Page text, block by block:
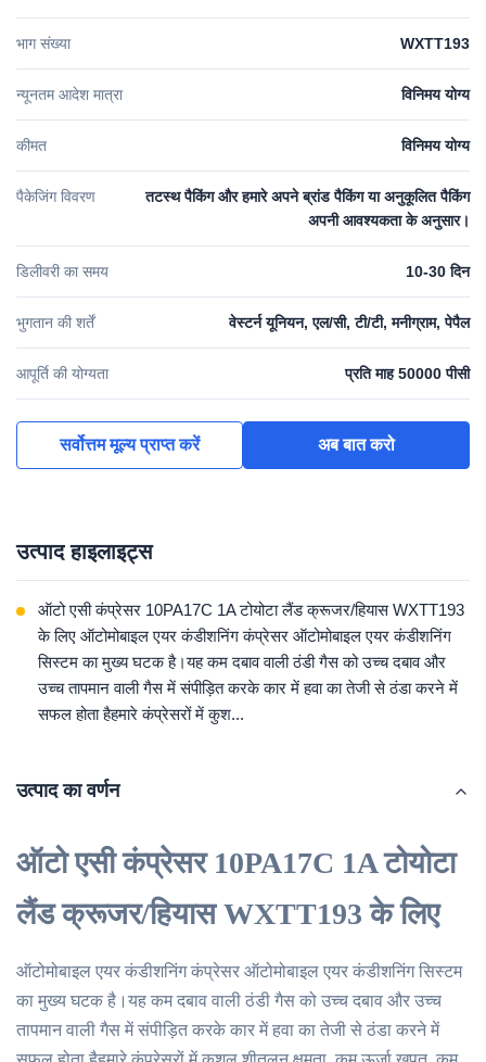
भाग संख्या WXTT193
न्यूनतम आदेश मात्रा विनिमय योग्य
कीमत विनिमय योग्य
पैकेजिंग विवरण
तटस्थ पैकिंग और हमारे अपने ब्रांड पैकिंग या अनुकूलित पैकिंग
अपनी आवश्यकता के अनुसार।
डिलीवरी का समय 10-30 दिन
भुगतान की शर्तें वेस्टर्न यूनियन, एल/सी, टी/टी, मनीग्राम, पेपैल
आपूर्ति की योग्यता प्रति माह 50000 पीसी
सर्वोत्तम मूल्य प्राप्त करें अब बात करो
उत्पाद हाइलाइट्स
ऑटो एसी कंप्रेसर 10PA17C 1A टोयोटा लैंड क्रूजर/हियास WXTT193
के लिए ऑटोमोबाइल एयर कंडीशनिंग कंप्रेसर ऑटोमोबाइल एयर कंडीशनिंग
सिस्टम का मुख्य घटक है।यह कम दबाव वाली ठंडी गैस को उच्च दबाव और
उच्च तापमान वाली गैस में संपीड़ित करके कार में हवा का तेजी से ठंडा करने में
सफल होता हैहमारे कंप्रेसरों में कुश...
उत्पाद का वर्णन
ऑटो एसी कंप्रेसर 10PA17C 1A टोयोटा
लैंड क्रूजर/हियास WXTT193 के लिए
ऑटोमोबाइल एयर कंडीशनिंग कंप्रेसर ऑटोमोबाइल एयर कंडीशनिंग सिस्टम
का मुख्य घटक है।यह कम दबाव वाली ठंडी गैस को उच्च दबाव और उच्च
तापमान वाली गैस में संपीड़ित करके कार में हवा का तेजी से ठंडा करने में